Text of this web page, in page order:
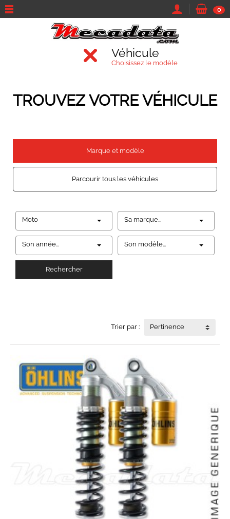
0
Véhicule
Choisissez le modèle
TROUVEZ VOTRE VÉHICULE
Marque et modèle
Parcourir tous les véhicules
Moto Sa marque...
Son année... Son modèle...
Rechercher
Trier par : Pertinence